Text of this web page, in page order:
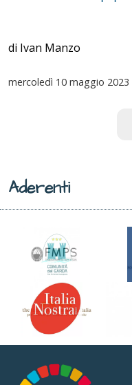
di Ivan Manzo
mercoledì 10 maggio 2023
Aderenti